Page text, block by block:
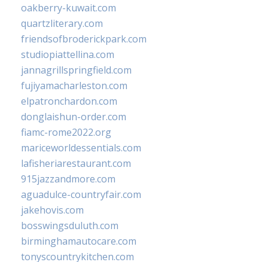
oakberry-kuwait.com
quartzliterary.com
friendsofbroderickpark.com
studiopiattellina.com
jannagrillspringfield.com
fujiyamacharleston.com
elpatronchardon.com
donglaishun-order.com
fiamc-rome2022.org
mariceworldessentials.com
lafisheriarestaurant.com
915jazzandmore.com
aguadulce-countryfair.com
jakehovis.com
bosswingsduluth.com
birminghamautocare.com
tonyscountrykitchen.com